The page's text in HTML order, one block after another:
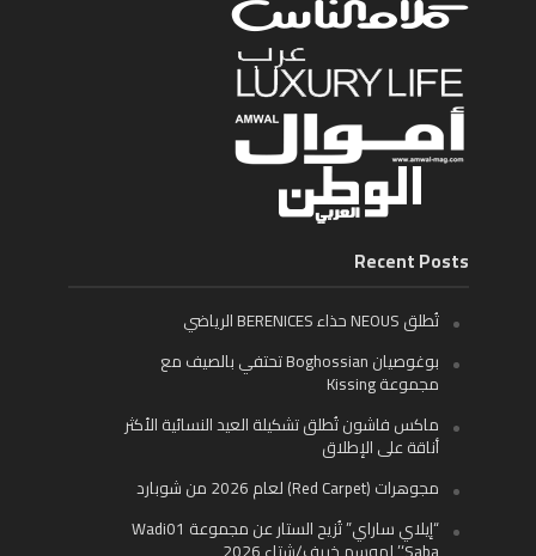
Recent Posts
تُطلق NEOUS حذاء BERENICES الرياضي
بوغوصيان Boghossian تحتفي بالصيف مع
مجموعة Kissing
ماكس فاشون تُطلق تشكيلة العيد النسائية الأكثر
أناقة على الإطلاق
مجوهرات (Red Carpet) لعام 2026 من شوبارد
“إيلاي ساراي” تُزيح الستار عن مجموعة Wadi01